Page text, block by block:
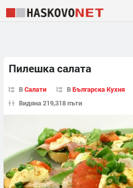
Пилешка салата
ВСалати ВБългарска Кухня
Видяна 219,318 пъти